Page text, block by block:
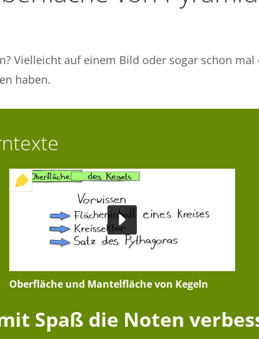
Vielleicht auf einem Bild oder sogar schon
haben.
+ INTERAKTIVE ÜBUNG
Oberfläche und Mantelfläche von Kegeln
Spaß die Noten